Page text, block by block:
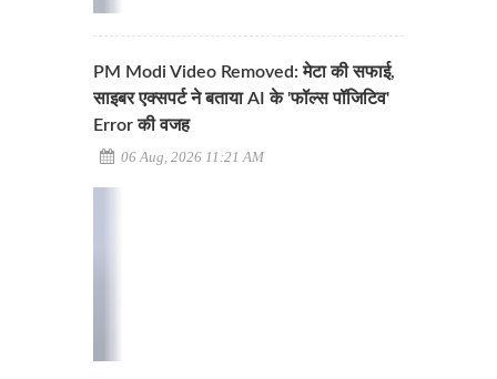
PM Modi Video Removed: मेटा की सफाई,
साइबर एक्सपर्ट ने बताया AI के 'फॉल्स पॉजिटिव'
Error की वजह
06 Aug, 2026 11:21 AM